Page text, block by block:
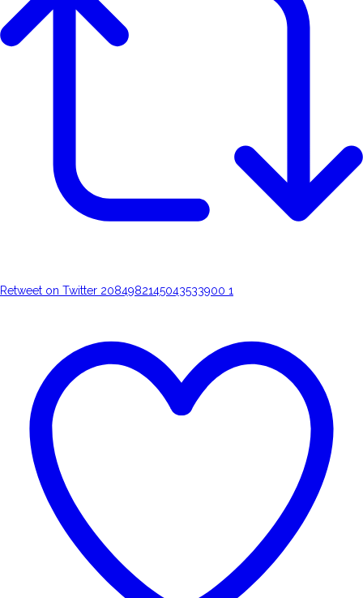
Retweet on Twitter 2084982145043533900 1